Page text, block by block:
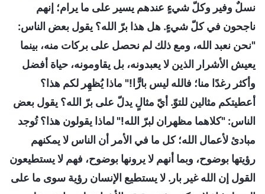
نسلٌ وفير وكلّ شيءٍ عندهم يسير على ما يرام؛ إنهم
ناجحون في كلّ شيءٍ. هل هذا برّ الله؟ يقول بعض الناس:
"نحن نعبد الله، ومع ذلك لم نحصل على بركات منه، بينما
يعيش الأشرار الذين لا يعبدونه، بل يقاومونه، حياة أفضل
وأكثر رغدًا منا؛ فالله ليس بارًّا!" ماذا يُظهِر لكم هذا؟
أعطيتكم مثالين للتوّ. أيّ مثالٍ يدلّ على برّ الله؟ يقول بعض
الناس: "كلاهما مظهران لبرّ الله!" لماذا يقولون هذا؟ تُوجد
مبادئ لأعمال الله؛ كل ما في الأمر أن الناس لا يمكنهم
رؤيتها بوضوح، وبما أنهم لا يرونها بوضوح، فهم لا يستطيعون
القول إن الله غير بار. لا يستطيع الإنسان رؤية سوى ما على